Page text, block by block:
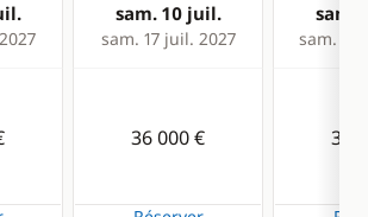
sam. 10 juil.
sam. 17 juil. 2027
sam.
sam. 24
36 000 € 36